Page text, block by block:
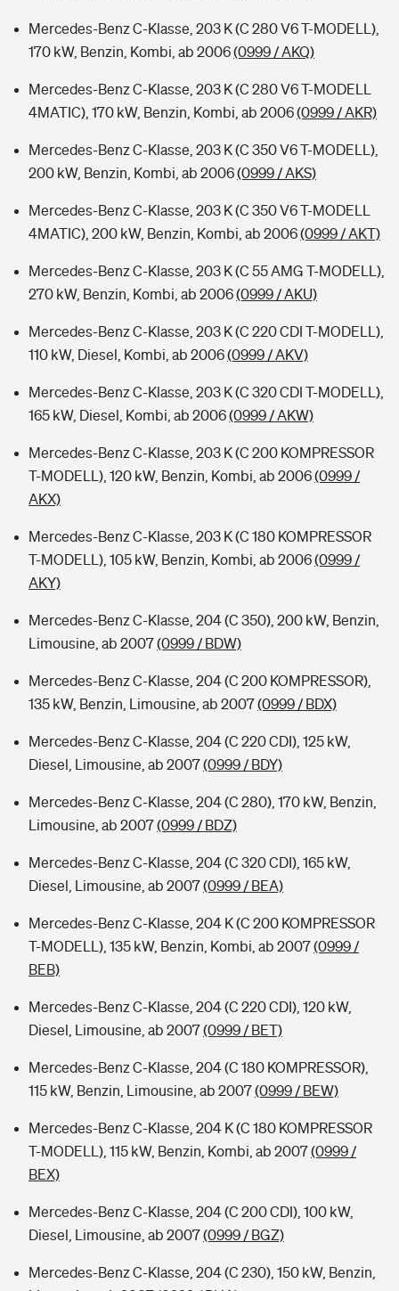
Mercedes-Benz C-Klasse, 203 K (C 280 V6 T-MODELL),
170 kW, Benzin, Kombi, ab 2006(0999 / AKQ)
Mercedes-Benz C-Klasse, 203 K (C 280 V6 T-MODELL
4MATIC), 170 kW, Benzin, Kombi, ab 2006(0999 / AKR)
Mercedes-Benz C-Klasse, 203 K (C 350 V6 T-MODELL),
200 kW, Benzin, Kombi, ab 2006(0999 / AKS)
Mercedes-Benz C-Klasse, 203 K (C 350 V6 T-MODELL
4MATIC), 200 kW, Benzin, Kombi, ab 2006(0999 / AKT)
Mercedes-Benz C-Klasse, 203 K (C 55 AMG T-MODELL),
270 kW, Benzin, Kombi, ab 2006(0999 / AKU)
Mercedes-Benz C-Klasse, 203 K (C 220 CDI T-MODELL),
110 kW, Diesel, Kombi, ab 2006(0999 / AKV)
Mercedes-Benz C-Klasse, 203 K (C 320 CDI T-MODELL),
165 kW, Diesel, Kombi, ab 2006(0999 / AKW)
Mercedes-Benz C-Klasse, 203 K (C 200 KOMPRESSOR
T-MODELL), 120 kW, Benzin, Kombi, ab 2006(0999 /
AKX)
Mercedes-Benz C-Klasse, 203 K (C 180 KOMPRESSOR
T-MODELL), 105 kW, Benzin, Kombi, ab 2006(0999 /
AKY)
Mercedes-Benz C-Klasse, 204 (C 350), 200 kW, Benzin,
Limousine, ab 2007(0999 / BDW)
Mercedes-Benz C-Klasse, 204 (C 200 KOMPRESSOR),
135 kW, Benzin, Limousine, ab 2007(0999 / BDX)
Mercedes-Benz C-Klasse, 204 (C 220 CDI), 125 kW,
Diesel, Limousine, ab 2007(0999 / BDY)
Mercedes-Benz C-Klasse, 204 (C 280), 170 kW, Benzin,
Limousine, ab 2007(0999 / BDZ)
Mercedes-Benz C-Klasse, 204 (C 320 CDI), 165 kW,
Diesel, Limousine, ab 2007(0999 / BEA)
Mercedes-Benz C-Klasse, 204 K (C 200 KOMPRESSOR
T-MODELL), 135 kW, Benzin, Kombi, ab 2007(0999 /
BEB)
Mercedes-Benz C-Klasse, 204 (C 220 CDI), 120 kW,
Diesel, Limousine, ab 2007(0999 / BET)
Mercedes-Benz C-Klasse, 204 (C 180 KOMPRESSOR),
115 kW, Benzin, Limousine, ab 2007(0999 / BEW)
Mercedes-Benz C-Klasse, 204 K (C 180 KOMPRESSOR
T-MODELL), 115 kW, Benzin, Kombi, ab 2007(0999 /
BEX)
Mercedes-Benz C-Klasse, 204 (C 200 CDI), 100 kW,
Diesel, Limousine, ab 2007(0999 / BGZ)
Mercedes-Benz C-Klasse, 204 (C 230), 150 kW, Benzin,